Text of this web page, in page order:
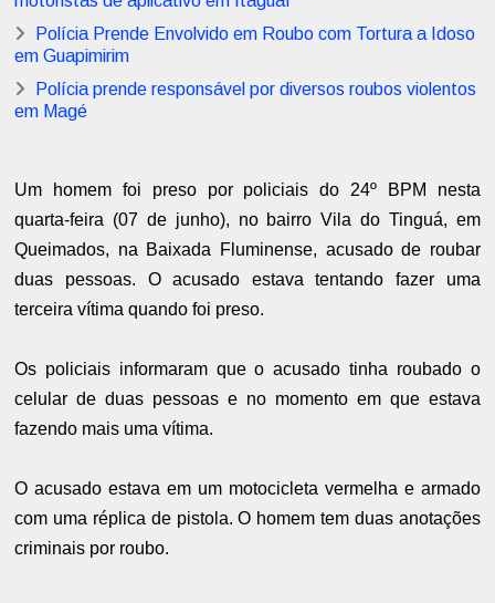
Polícia Prende Envolvido em Roubo com Tortura a Idoso
em Guapimirim
Polícia prende responsável por diversos roubos violentos
em Magé
Um homem foi preso por policiais do 24º BPM nesta
quarta-feira (07 de junho), no bairro Vila do Tinguá, em
Queimados, na Baixada Fluminense, acusado de roubar
duas pessoas. O acusado estava tentando fazer uma
terceira vítima quando foi preso.
Os policiais informaram que o acusado tinha roubado o
celular de duas pessoas e no momento em que estava
fazendo mais uma vítima.
O acusado estava em um motocicleta vermelha e armado
com uma réplica de pistola. O homem tem duas anotações
criminais por roubo.